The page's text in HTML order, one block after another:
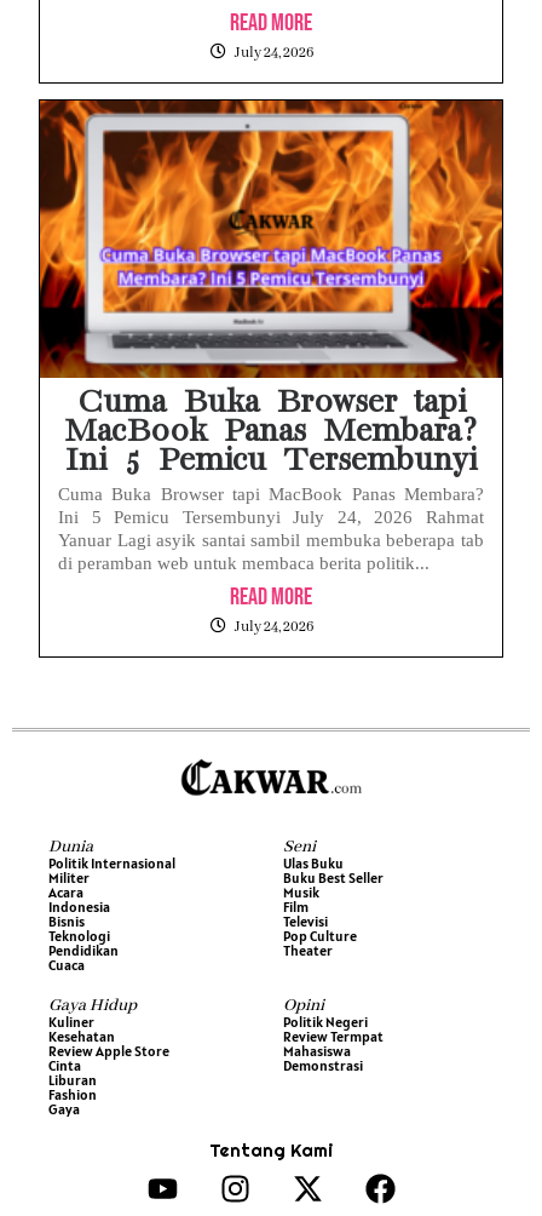
Read More
July 24, 2026
Cuma Buka Browser tapi
MacBook Panas Membara?
Ini 5 Pemicu Tersembunyi
Cuma Buka Browser tapi MacBook Panas Membara?
Ini 5 Pemicu Tersembunyi July 24, 2026 Rahmat
Yanuar Lagi asyik santai sambil membuka beberapa tab
di peramban web untuk membaca berita politik...
Read More
July 24, 2026
Dunia
Politik Internasional
Militer
Acara
Indonesia
Bisnis
Teknologi
Pendidikan
Cuaca
Seni
Ulas Buku
Buku Best Seller
Musik
Film
Televisi
Pop Culture
Theater
Gaya Hidup
Kuliner
Kesehatan
Review Apple Store
Cinta
Liburan
Fashion
Gaya
Opini
Politik Negeri
Review Termpat
Mahasiswa
Demonstrasi
Tentang Kami